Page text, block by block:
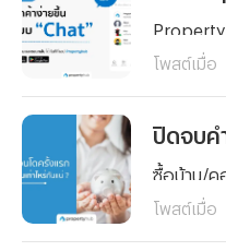
โพสต์เมื่อ
โพสต์เมื่อ